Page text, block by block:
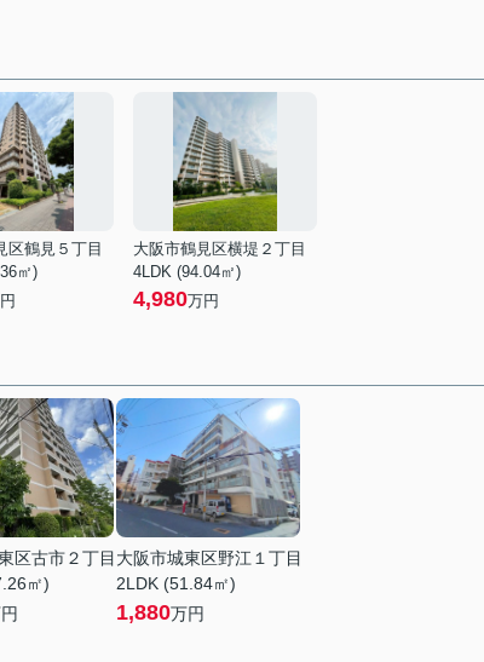
区鶴見５丁目
㎡)
大阪市鶴見区横堤２丁目
4LDK (94.04㎡)
4,980万円
区古市２丁目
㎡)
大阪市城東区野江１丁目
2LDK (51.84㎡)
1,880万円